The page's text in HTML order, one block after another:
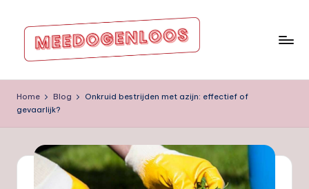
inhoud
e
e
Home Blog
Onkruid bestrijden met azijn: effectief of
gevaarlijk?